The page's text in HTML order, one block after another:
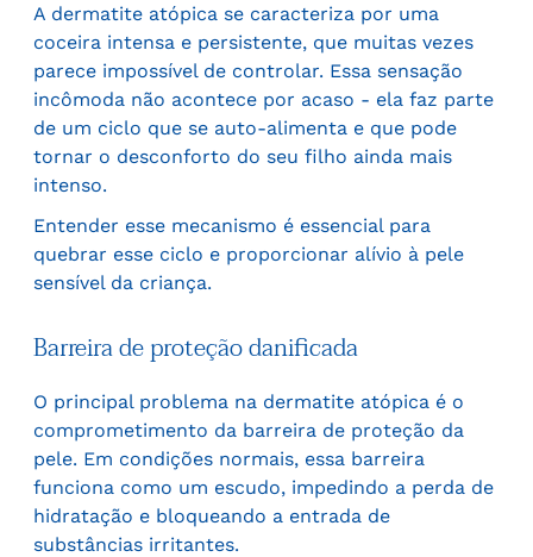
A dermatite atópica se caracteriza por uma
coceira intensa e persistente, que muitas vezes
parece impossível de controlar. Essa sensação
incômoda não acontece por acaso - ela faz parte
de um ciclo que se auto-alimenta e que pode
tornar o desconforto do seu filho ainda mais
intenso.
Entender esse mecanismo é essencial para
quebrar esse ciclo e proporcionar alívio à pele
sensível da criança.
Barreira de proteção danificada
O principal problema na dermatite atópica é o
comprometimento da barreira de proteção da
pele. Em condições normais, essa barreira
funciona como um escudo, impedindo a perda de
hidratação e bloqueando a entrada de
substâncias irritantes.